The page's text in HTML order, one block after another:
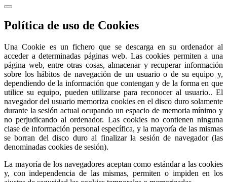
Política de uso de Cookies
Una Cookie es un fichero que se descarga en su ordenador al
acceder a determinadas páginas web. Las cookies permiten a una
página web, entre otras cosas, almacenar y recuperar información
sobre los hábitos de navegación de un usuario o de su equipo y,
dependiendo de la información que contengan y de la forma en que
utilice su equipo, pueden utilizarse para reconocer al usuario.. El
navegador del usuario memoriza cookies en el disco duro solamente
durante la sesión actual ocupando un espacio de memoria mínimo y
no perjudicando al ordenador. Las cookies no contienen ninguna
clase de información personal específica, y la mayoría de las mismas
se borran del disco duro al finalizar la sesión de navegador (las
denominadas cookies de sesión).
La mayoría de los navegadores aceptan como estándar a las cookies
y, con independencia de las mismas, permiten o impiden en los